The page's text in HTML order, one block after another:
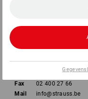
02 400 27 64
Fax
02 400 27 66
Mail
info@strauss.be